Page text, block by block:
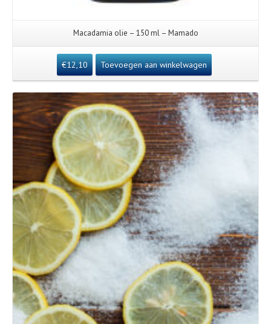
Macadamia olie – 150 ml – Mamado
€12,10 Toevoegen aan winkelwagen